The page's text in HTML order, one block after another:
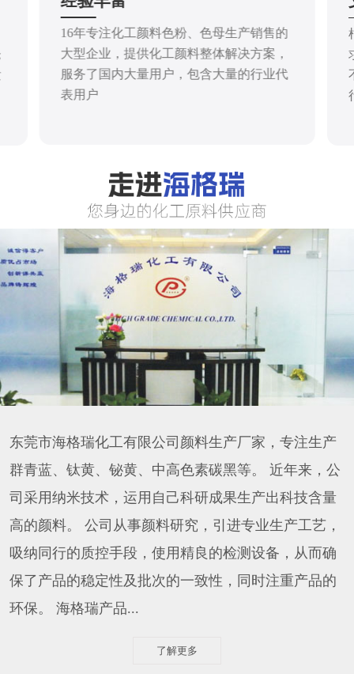
16年专注化工颜料色粉、色母生产销售的
大型企业，提供化工颜料整体解决方案，
服务了国内大量用户，包含大量的行业代
表用户
东莞市海格瑞化工有限公司颜料生产厂家，专注生产
群青蓝、钛黄、铋黄、中高色素碳黑等。 近年来，公
司采用纳米技术，运用自己科研成果生产出科技含量
高的颜料。 公司从事颜料研究，引进专业生产工艺，
吸纳同行的质控手段，使用精良的检测设备，从而确
保了产品的稳定性及批次的一致性，同时注重产品的
环保。 海格瑞产品...
了解更多